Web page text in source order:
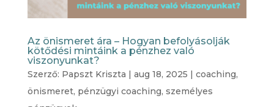
Az önismeret ára – Hogyan befolyásolják
kötődési mintáink a pénzhez való
viszonyunkat?
Szerző: Papszt Kriszta | aug 18, 2025 | coaching,
önismeret, pénzügyi coaching, személyes